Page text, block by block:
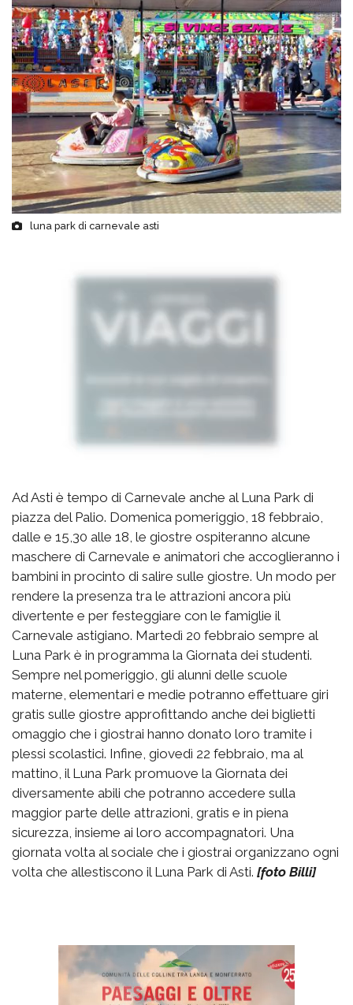
luna park di carnevale asti
Ad Asti è tempo di Carnevale anche al Luna Park di
piazza del Palio. Domenica pomeriggio, 18 febbraio,
dalle e 15,30 alle 18, le giostre ospiteranno alcune
maschere di Carnevale e animatori che accoglieranno i
bambini in procinto di salire sulle giostre. Un modo per
rendere la presenza tra le attrazioni ancora più
divertente e per festeggiare con le famiglie il
Carnevale astigiano. Martedì 20 febbraio sempre al
Luna Park è in programma la Giornata dei studenti.
Sempre nel pomeriggio, gli alunni delle scuole
materne, elementari e medie potranno effettuare giri
gratis sulle giostre approfittando anche dei biglietti
omaggio che i giostrai hanno donato loro tramite i
plessi scolastici. Infine, giovedì 22 febbraio, ma al
mattino, il Luna Park promuove la Giornata dei
diversamente abili che potranno accedere sulla
maggior parte delle attrazioni, gratis e in piena
sicurezza, insieme ai loro accompagnatori. Una
giornata volta al sociale che i giostrai organizzano ogni
volta che allestiscono il Luna Park di Asti. [foto Billi]